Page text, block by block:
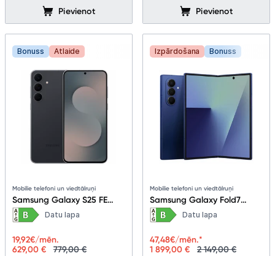
Pievienot Pievienot
Bonuss Atlaide
Mobilie telefoni un viedtālruņi
Samsung Galaxy S25 FE
8+256GB Jetblack
Datu lapa
629,00 € 779,00 €
19,92€/mēn.
Izpārdošana Bonuss
Mobilie telefoni un viedtālruņi
Samsung Galaxy Fold7
12+512GB Blue Shadow
Datu lapa
1 899,00 € 2 149,00 €
47,48€/mēn.*